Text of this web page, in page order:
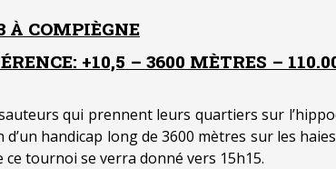
À COMPIÈGNE
+10,5 – 3600 MÈTRES –
qui prennent leurs quartiers sur
d’un handicap long de 3600 mètres sur les
ce tournoi se verra donné vers 15h15.